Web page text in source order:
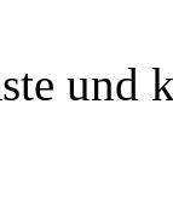
und